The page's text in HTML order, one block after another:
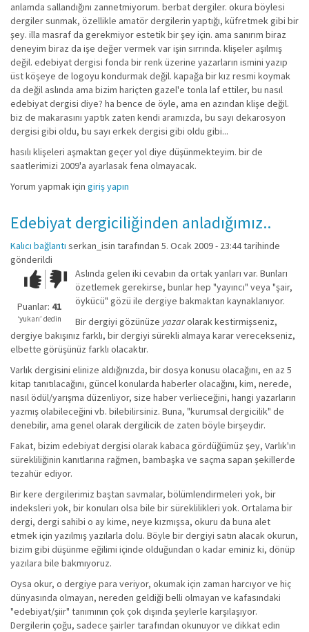
anlamda sallandığını zannetmiyorum. berbat dergiler. okura böylesi
dergiler sunmak, özellikle amatör dergilerin yaptığı, küfretmek gibi bir
şey. illa masraf da gerekmiyor estetik bir şey için. ama sanırım biraz
deneyim biraz da işe değer vermek var işin sırrında. klişeler aşılmış
değil. edebiyat dergisi fonda bir renk üzerine yazarların ismini yazıp
üst köşeye de logoyu kondurmak değil. kapağa bir kız resmi koymak
da değil aslında ama bizim hariçten gazel'e tonla laf ettiler, bu nasıl
edebiyat dergisi diye? ha bence de öyle, ama en azından klişe değil.
biz de makarasını yaptık zaten kendi aramızda, bu sayı dekarosyon
dergisi gibi oldu, bu sayı erkek dergisi gibi oldu gibi...
hasılı klişeleri aşmaktan geçer yol diye düşünmekteyim. bir de
saatlerimizi 2009'a ayarlasak fena olmayacak.
Yorum yapmak için giriş yapın
Edebiyat dergiciliğinden anladığımız..
Kalıcı bağlantı serkan_isin tarafından 5. Ocak 2009 - 23:44 tarihinde
gönderildi
Çok iyi!O
kadar
iyi
değil!
Puanlar: 41
‘yukarı’ dedin
Aslında gelen iki cevabın da ortak yanları var. Bunları
özetlemek gerekirse, bunlar hep "yayıncı" veya "şair,
öykücü" gözü ile dergiye bakmaktan kaynaklanıyor.
Bir dergiyi gözünüze yazarolarak kestirmişseniz,
dergiye bakışınız farklı, bir dergiyi sürekli almaya karar verecekseniz,
elbette görüşünüz farklı olacaktır.
Varlık dergisini elinize aldığınızda, bir dosya konusu olacağını, en az 5
kitap tanıtılacağını, güncel konularda haberler olacağını, kim, nerede,
nasıl ödül/yarışma düzenliyor, size haber verlieceğini, hangi yazarların
yazmış olabileceğini vb. bilebilirsiniz. Buna, "kurumsal dergicilik" de
denebilir, ama genel olarak dergilicik de zaten böyle birşeydir.
Fakat, bizim edebiyat dergisi olarak kabaca gördüğümüz şey, Varlık'ın
sürekliliğinin kanıtlarına rağmen, bambaşka ve saçma sapan şekillerde
tezahür ediyor.
Bir kere dergilerimiz baştan savmalar, bölümlendirmeleri yok, bir
indeksleri yok, bir konuları olsa bile bir süreklilikleri yok. Ortalama bir
dergi, dergi sahibi o ay kime, neye kızmışsa, okuru da buna alet
etmek için yazılmış yazılarla dolu. Böyle bir dergiyi satın alacak okurun,
bizim gibi düşünme eğilimi içinde olduğundan o kadar eminiz ki, dönüp
yazılara bile bakmıyoruz.
Oysa okur, o dergiye para veriyor, okumak için zaman harcıyor ve hiç
dünyasında olmayan, nereden geldiği belli olmayan ve kafasındaki
"edebiyat/şiir" tanımının çok çok dışında şeylerle karşılaşıyor.
Dergilerin çoğu, sadece şairler tarafından okunuyor ve dikkat edin